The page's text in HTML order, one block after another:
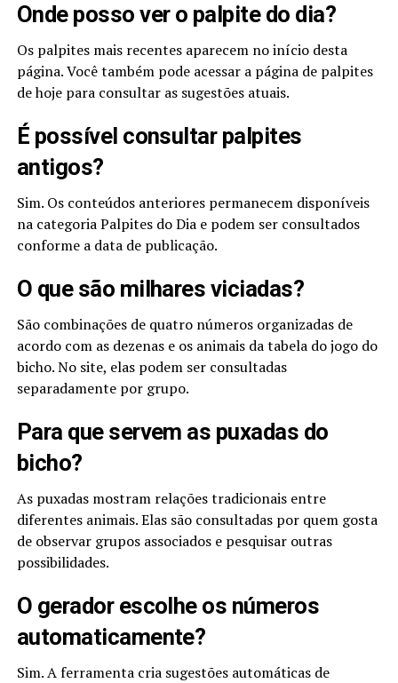
Onde posso ver o palpite do dia?
Os palpites mais recentes aparecem no início desta
página. Você também pode acessar a página de palpites
de hoje para consultar as sugestões atuais.
É possível consultar palpites
antigos?
Sim. Os conteúdos anteriores permanecem disponíveis
na categoria Palpites do Dia e podem ser consultados
conforme a data de publicação.
O que são milhares viciadas?
São combinações de quatro números organizadas de
acordo com as dezenas e os animais da tabela do jogo do
bicho. No site, elas podem ser consultadas
separadamente por grupo.
Para que servem as puxadas do
bicho?
As puxadas mostram relações tradicionais entre
diferentes animais. Elas são consultadas por quem gosta
de observar grupos associados e pesquisar outras
possibilidades.
O gerador escolhe os números
automaticamente?
Sim. A ferramenta cria sugestões automáticas de